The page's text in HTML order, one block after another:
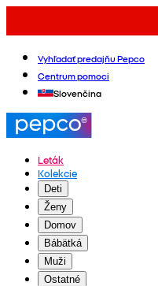
Vyhľadať predajňu Pepco
Centrum pomoci
Slovenčina
Leták
Kolekcie
Deti
Ženy
Domov
Bábätká
Muži
Ostatné